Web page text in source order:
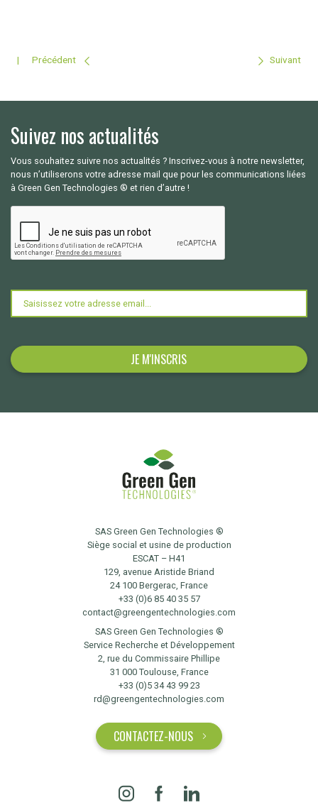
Suivant
Précédent
Suivez nos actualités
Vous souhaitez suivre nos actualités ? Inscrivez-vous à notre newsletter,
nous n’utiliserons votre adresse mail que pour les communications liées
à Green Gen Technologies ® et rien d’autre !
mail
SAS Green Gen Technologies ®
Siège social et usine de production
ESCAT – H41
129, avenue Aristide Briand
24 100 Bergerac, France
+33 (0)6 85 40 35 57
contact@greengentechnologies.com
SAS Green Gen Technologies ®
Service Recherche et Développement
2, rue du Commissaire Phillipe
31 000 Toulouse, France
+33 (0)5 34 43 99 23
rd@greengentechnologies.com
CONTACTEZ-NOUS